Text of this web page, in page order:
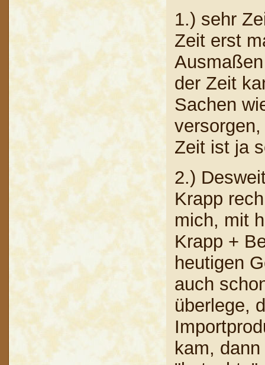
1.) sehr
Zeit erst
der Zeit
Sachen
Zeit ist ja
2.)
Krapp
mich, mit
Krapp +
heutigen
auch
überlege,
kam,